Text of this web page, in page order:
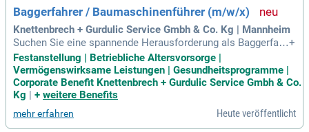
Baggerfahrer / Baumaschinenführer (m/w/x)
Knettenbrech + Gurdulic Service Gmbh & Co. Kg | Mannheim
Suchen Sie eine spannende Herausforderung als Baggerfahr
er oder Baumaschinenführer (m/w/x) in Mannheim? Wir biet
en Ihnen einen krisen- und zukunftssicheren Arbeitsplatz. Be
i uns bedienen Sie modernes Equipment, führen Erd- und Au
shubarbeiten durch und beladen LKWs. Eine abgeschlossen
schinen sind erforderlich. Zudem legen wir Wert auf Zuverlä
+
Festanstellung | Betriebliche Altersvorsorge |
Vermögenswirksame Leistungen | Gesundheitsprogramme |
Corporate Benefit Knettenbrech + Gurdulic Service Gmbh & Co.
Kg
+ weitere Benefits
mehr erfahren Heute veröffentlicht